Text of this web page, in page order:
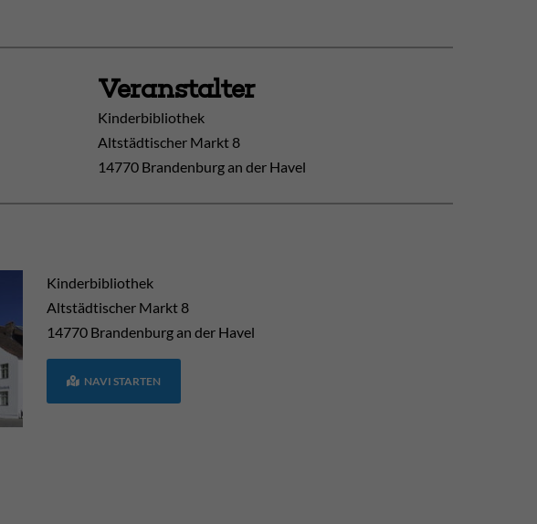
Veranstalter
Kinderbibliothek
Altstädtischer Markt 8
14770 Brandenburg an der Havel
Kinderbibliothek
Altstädtischer Markt 8
14770 Brandenburg an der Havel
NAVI STARTEN